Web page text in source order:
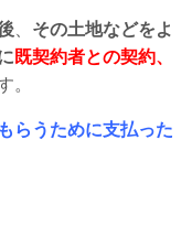
その土地などをよ
既契約者との契約、
。
らうために支払った